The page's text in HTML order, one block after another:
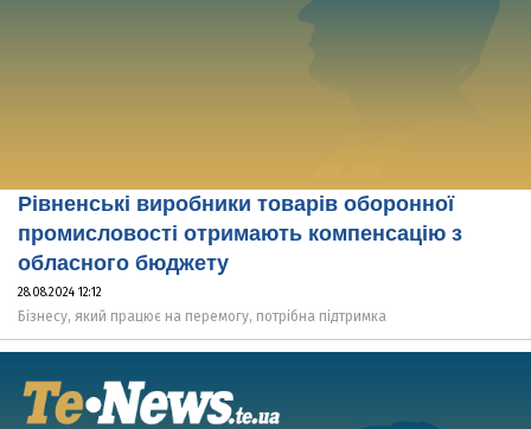
Рівненські виробники товарів оборонної
промисловості отримають компенсацію з
обласного бюджету
28.08.2024 12:12
Бізнесу, який працює на перемогу, потрібна підтримка